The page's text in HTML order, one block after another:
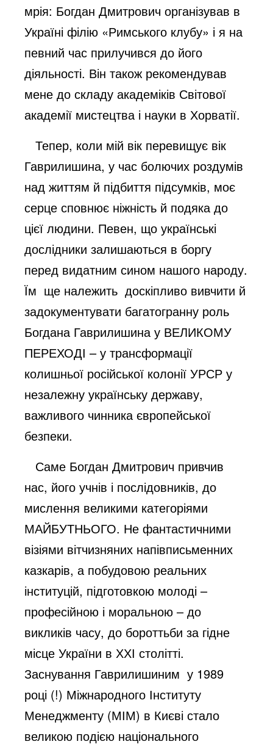
мрія: Богдан Дмитрович організував в
Україні філію «Римського клубу» і я на
певний час прилучився до його
діяльності. Він також рекомендував
мене до складу академіків Світової
академії мистецтва і науки в Хорватії.
Тепер, коли мій вік перевищує вік
Гаврилишина, у час болючих роздумів
над життям й підбиття підсумків, моє
серце сповнює ніжність й подяка до
цієї людини. Певен, що українські
дослідники залишаються в боргу
перед видатним сином нашого народу.
Їм ще належить доскіпливо вивчити й
задокументувати багатогранну роль
Богдана Гаврилишина у ВЕЛИКОМУ
ПЕРЕХОДІ – у трансформації
колишньої російської колонії УРСР у
незалежну українську державу,
важливого чинника європейської
безпеки.
Саме Богдан Дмитрович привчив
нас, його учнів і послідовників, до
мислення великими категоріями
МАЙБУТНЬОГО. Не фантастичними
візіями вітчизняних напівписьменних
казкарів, а побудовою реальних
інституцій, підготовкою молоді –
професійною і моральною – до
викликів часу, до бороттьби за гідне
місце України в ХХІ столітті.
Заснування Гаврилишиним у 1989
році (!) Міжнародного Інституту
Менеджменту (МІМ) в Києві стало
великою подією національного